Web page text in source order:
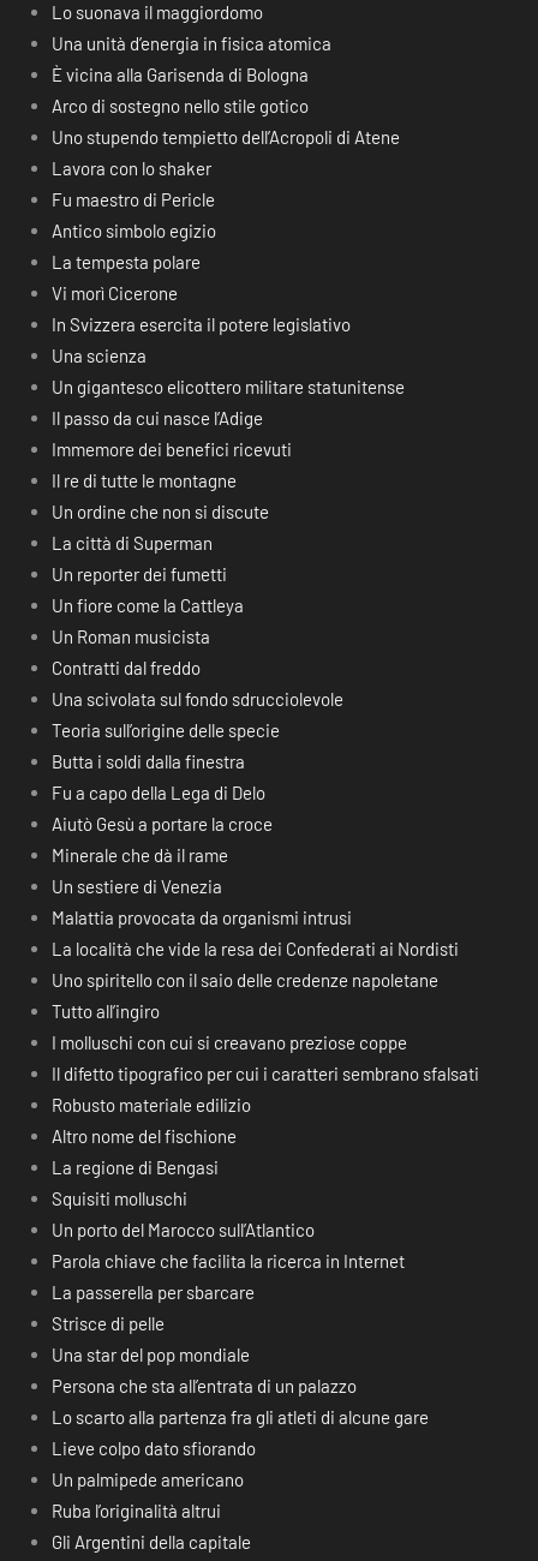
Lo suonava il maggiordomo
Una unità d’energia in fisica atomica
È vicina alla Garisenda di Bologna
Arco di sostegno nello stile gotico
Uno stupendo tempietto dell’Acropoli di Atene
Lavora con lo shaker
Fu maestro di Pericle
Antico simbolo egizio
La tempesta polare
Vi morì Cicerone
In Svizzera esercita il potere legislativo
Una scienza
Un gigantesco elicottero militare statunitense
Il passo da cui nasce l’Adige
Immemore dei benefici ricevuti
Il re di tutte le montagne
Un ordine che non si discute
La città di Superman
Un reporter dei fumetti
Un fiore come la Cattleya
Un Roman musicista
Contratti dal freddo
Una scivolata sul fondo sdrucciolevole
Teoria sull’origine delle specie
Butta i soldi dalla finestra
Fu a capo della Lega di Delo
Aiutò Gesù a portare la croce
Minerale che dà il rame
Un sestiere di Venezia
Malattia provocata da organismi intrusi
La località che vide la resa dei Confederati ai Nordisti
Uno spiritello con il saio delle credenze napoletane
Tutto all’ingiro
I molluschi con cui si creavano preziose coppe
Il difetto tipografico per cui i caratteri sembrano sfalsati
Robusto materiale edilizio
Altro nome del fischione
La regione di Bengasi
Squisiti molluschi
Un porto del Marocco sull’Atlantico
Parola chiave che facilita la ricerca in Internet
La passerella per sbarcare
Strisce di pelle
Una star del pop mondiale
Persona che sta all’entrata di un palazzo
Lo scarto alla partenza fra gli atleti di alcune gare
Lieve colpo dato sfiorando
Un palmipede americano
Ruba l’originalità altrui
Gli Argentini della capitale